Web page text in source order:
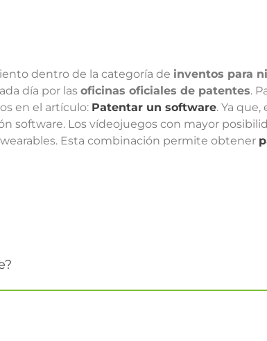
dentro de la categoría de inventos para
día por las oficinas oficiales de patentes.
en el artículo: Patentar un software. Ya
software. Los vídeojuegos con mayor
Esta combinación permite obtener